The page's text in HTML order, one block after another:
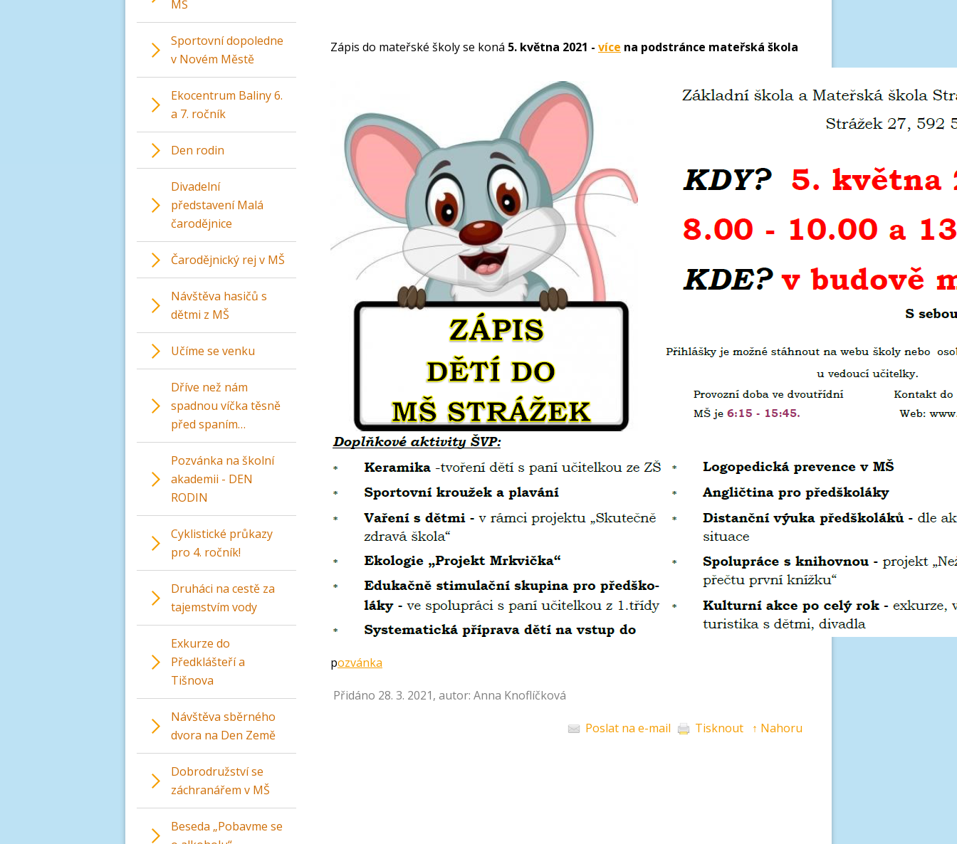
Zápis do mateřské školy se koná 5. května 2021 - více na podstránce mateřská škola
pozvánka
Přidáno 28. 3. 2021, autor: Anna Knoflíčková
Poslat na e-mail Tisknout ↑ Nahoru
MŠ
Sportovní dopoledne
v Novém Městě
Ekocentrum Baliny 6.
a 7. ročník
Den rodin
Divadelní
představení Malá
čarodějnice
Čarodějnický rej v MŠ
Návštěva hasičů s
dětmi z MŠ
Učíme se venku
Dříve než nám
spadnou víčka těsně
před spaním…
Pozvánka na školní
akademii - DEN
RODIN
Cyklistické průkazy
pro 4. ročník!
Druháci na cestě za
tajemstvím vody
Exkurze do
Předklášteří a
Tišnova
Návštěva sběrného
dvora na Den Země
Dobrodružství se
záchranářem v MŠ
Beseda „Pobavme se